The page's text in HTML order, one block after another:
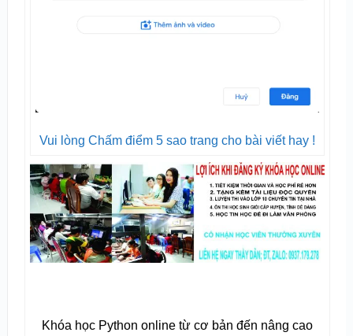
Vui lòng Chấm điểm 5 sao trang cho bài viết hay !
Khóa học Python online từ cơ bản đến nâng cao